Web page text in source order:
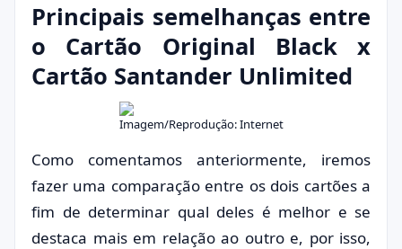
Principais semelhanças entre
o Cartão Original Black x
Cartão Santander Unlimited
Imagem/Reprodução: Internet
Como comentamos anteriormente, iremos
fazer uma comparação entre os dois cartões a
fim de determinar qual deles é melhor e se
destaca mais em relação ao outro e, por isso,